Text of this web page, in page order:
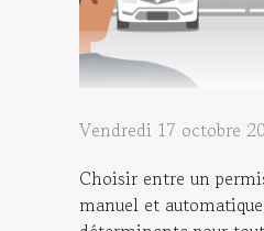
Vendredi 17 octobre
Choisir entre un
manuel et